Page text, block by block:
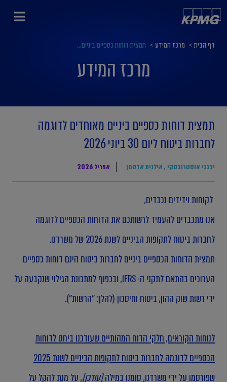
דף הבית > מרכז המידע > תמצית דוחות כספיים ביניים...
מרכז המידע
תמצית דוחות כספיים ביניים מאוחדים לדוגמה
לחברות ביטוח ליום 30 ביוני 2026
יבגני אוסטרובסקי , אילנית אדסמן אפריל 2026
לקוחות וידידים נכבדים,
אנו מתכבדים להעמיד לרשותכם את הדוחות הכספיים לדוגמה
לחברות ביטוח לתקופות הביניים לשנת 2026 של משרדנו.
תמצית הדוחות הכספיים ביניים לחברות ביטוח הינם דוחות כספיים
הערוכים בהתאם לתקני ה-IFRS, ובכפוף למתכונת הגילוי שנקבעה על
ידי רשות שוק ההון, ביטוח וחיסכון (להלן: "הרשות").
לנוחות הקוראים, חלקי הדוח המהותיים שעודכנו ביחס לדוחות
הכספיים לדוגמה לחברות ביטוח לתקופות הביניים לשנת 2025
שפורסמו על ידי משרדנו, סומנו במילה[עודכן], על מנת להקל על